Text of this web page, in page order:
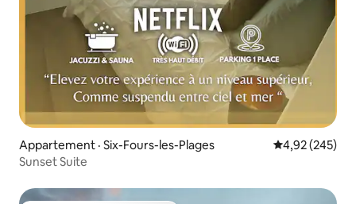
Appartement · Six-Fours-les-Plages Note
4,92 (245)
Sunset Suite